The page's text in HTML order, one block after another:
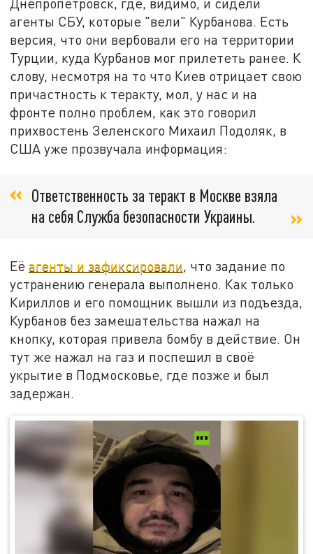
агенты СБУ, которые "вели" Курбанова. Есть
версия, что они вербовали его на территории
Турции, куда Курбанов мог прилететь ранее. К
слову, несмотря на то что Киев отрицает свою
причастность к теракту, мол, у нас и на
фронте полно проблем, как это говорил
прихвостень Зеленского Михаил Подоляк, в
США уже прозвучала информация:
Ответственность за теракт в Москве взяла
на себя Служба безопасности Украины.
Еёагенты и зафиксировали , что задание по
устранению генерала выполнено. Как только
Кириллов и его помощник вышли из подъезда,
Курбанов без замешательства нажал на
кнопку, которая привела бомбу в действие. Он
тут же нажал на газ и поспешил в своё
укрытие в Подмосковье, где позже и был
задержан.